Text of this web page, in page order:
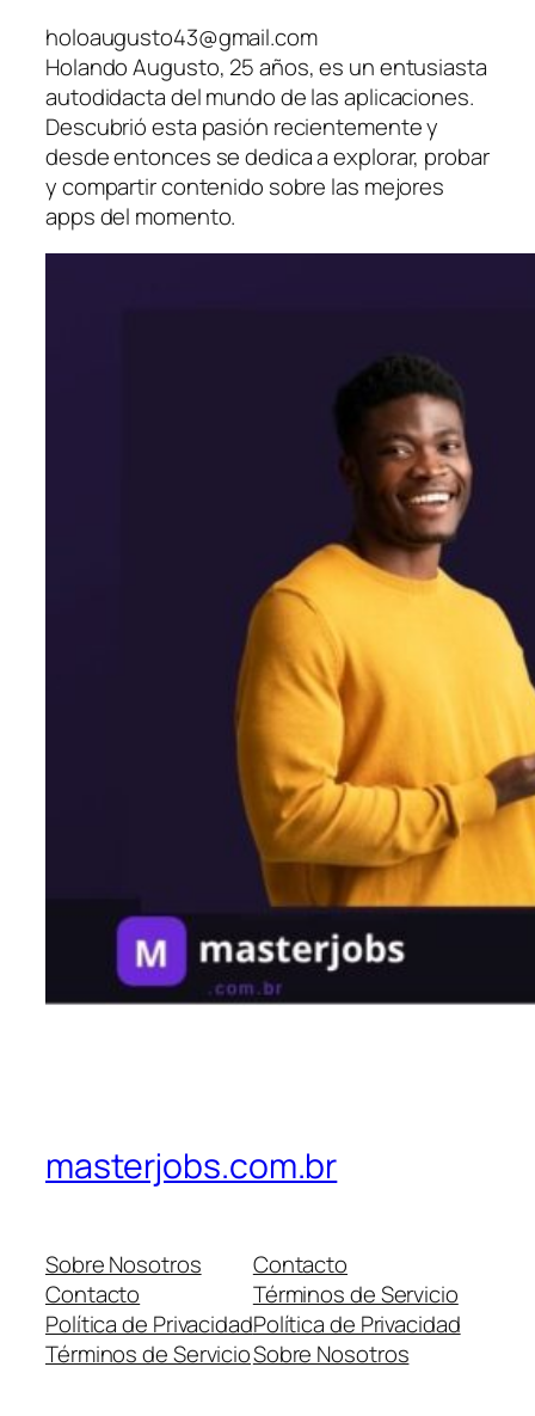
holoaugusto43@gmail.com
Holando Augusto, 25 años, es un entusiasta
autodidacta del mundo de las aplicaciones.
Descubrió esta pasión recientemente y
desde entonces se dedica a explorar, probar
y compartir contenido sobre las mejores
apps del momento.
masterjobs.com.br
Sobre Nosotros
Contacto
Política de Privacidad
Términos de Servicio
Contacto
Términos de Servicio
Política de Privacidad
Sobre Nosotros